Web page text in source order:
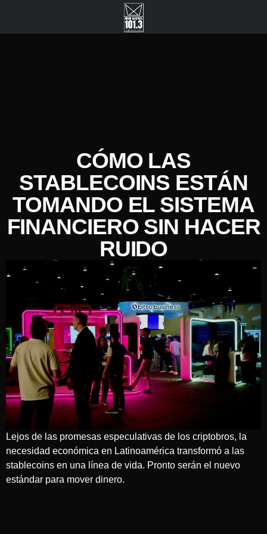
CÓMO LAS
STABLECOINS ESTÁN
TOMANDO EL SISTEMA
FINANCIERO SIN HACER
RUIDO
Lejos de las promesas especulativas de los criptobros, la
necesidad económica en Latinoamérica transformó a las
stablecoins en una línea de vida. Pronto serán el nuevo
estándar para mover dinero.